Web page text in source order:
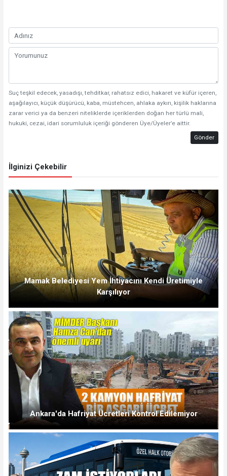
Suç teşkil edecek, yasadışı, tehditkar, rahatsız edici, hakaret ve küfür içeren,
aşağılayıcı, küçük düşürücü, kaba, müstehcen, ahlaka aykırı, kişilik haklarına
zarar verici ya da benzeri niteliklerde içeriklerden doğan her türlü mali,
hukuki, cezai, idari sorumluluk içeriği gönderen Üye/Üyeler’e aittir.
Gönder
İlginizi Çekebilir
Mamak Belediyesi Yem İhtiyacını Kendi Üretimiyle
Karşılıyor
Ankara'da Hafriyat Ücretleri Kontrol Edilemiyor